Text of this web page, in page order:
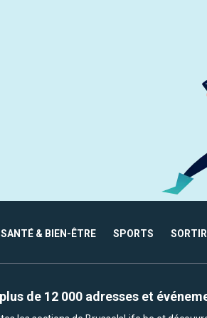
SANTÉ & BIEN-ÊTRE SPORTS SORTIR
de 12 000 adresses et